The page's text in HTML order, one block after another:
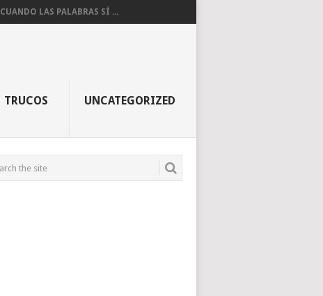
CUANDO LAS PALABRAS SÍ ...
TRUCOS UNCATEGORIZED